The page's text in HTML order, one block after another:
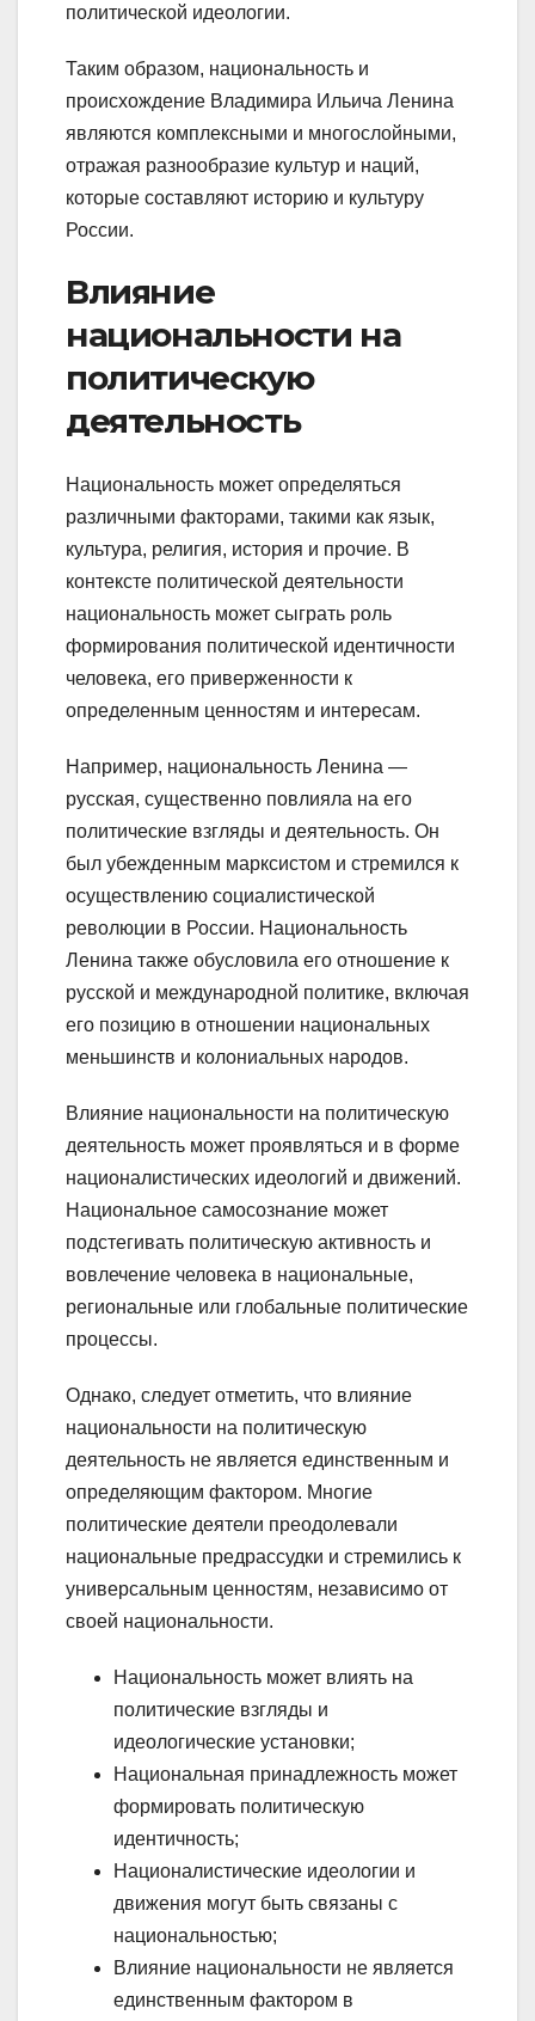
политической идеологии.
Таким образом, национальность и
происхождение Владимира Ильича Ленина
являются комплексными и многослойными,
отражая разнообразие культур и наций,
которые составляют историю и культуру
России.
Влияние
национальности на
политическую
деятельность
Национальность может определяться
различными факторами, такими как язык,
культура, религия, история и прочие. В
контексте политической деятельности
национальность может сыграть роль
формирования политической идентичности
человека, его приверженности к
определенным ценностям и интересам.
Например, национальность Ленина —
русская, существенно повлияла на его
политические взгляды и деятельность. Он
был убежденным марксистом и стремился к
осуществлению социалистической
революции в России. Национальность
Ленина также обусловила его отношение к
русской и международной политике, включая
его позицию в отношении национальных
меньшинств и колониальных народов.
Влияние национальности на политическую
деятельность может проявляться и в форме
националистических идеологий и движений.
Национальное самосознание может
подстегивать политическую активность и
вовлечение человека в национальные,
региональные или глобальные политические
процессы.
Однако, следует отметить, что влияние
национальности на политическую
деятельность не является единственным и
определяющим фактором. Многие
политические деятели преодолевали
национальные предрассудки и стремились к
универсальным ценностям, независимо от
своей национальности.
Национальность может влиять на
политические взгляды и
идеологические установки;
Национальная принадлежность может
формировать политическую
идентичность;
Националистические идеологии и
движения могут быть связаны с
национальностью;
Влияние национальности не является
единственным фактором в